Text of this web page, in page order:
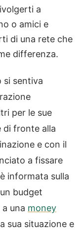
a
o amici e
di una rete che
differenza.
si sentiva
per le sue
di fronte alla
e con il
a fissare
informata sulla
budget
una money
sua situazione e